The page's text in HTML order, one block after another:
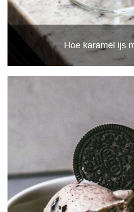
Hoe karamel ijs